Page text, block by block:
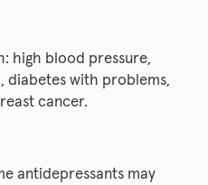
high blood pressure,
diabetes with problems,
cancer.
antidepressants may